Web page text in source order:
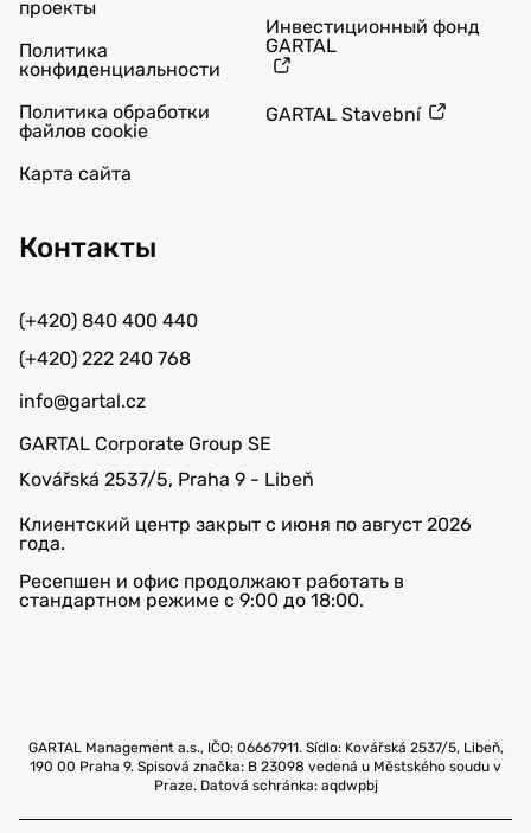
проекты
Политика
конфиденциальности
Политика обработки
файлов cookie
Карта сайта
Инвестиционный фонд
GARTAL
GARTAL Stavební
Контакты
(+420) 840 400 440
(+420) 222 240 768
info@gartal.cz
GARTAL Corporate Group SE
Kovářská 2537/5, Praha 9 - Libeň
Клиентский центр закрыт с июня по август 2026
года.
Ресепшен и офис продолжают работать в
стандартном режиме с 9:00 до 18:00.
GARTAL Management a.s., IČO: 06667911. Sídlo: Kovářská 2537/5, Libeň,
190 00 Praha 9. Spisová značka: B 23098 vedená u Městského soudu v
Praze. Datová schránka: aqdwpbj